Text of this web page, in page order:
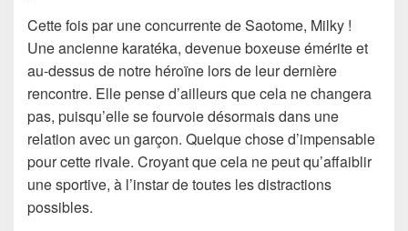
Cette fois par une concurrente de Saotome, Milky !
Une ancienne karatéka, devenue boxeuse émérite et
au-dessus de notre héroïne lors de leur dernière
rencontre. Elle pense d’ailleurs que cela ne changera
pas, puisqu’elle se fourvoie désormais dans une
relation avec un garçon. Quelque chose d’impensable
pour cette rivale. Croyant que cela ne peut qu’affaiblir
une sportive, à l’instar de toutes les distractions
possibles.